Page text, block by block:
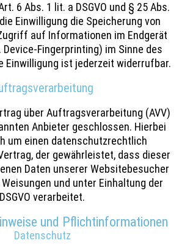
6 Abs. 1 lit. a DSGVO und § 25 Abs.
Einwilligung die Speicherung von
auf Informationen im Endgerät
Device-Fingerprinting) im Sinne des
Einwilligung ist jederzeit widerrufbar.
über Auftragsverarbeitung (AVV)
Anbieter geschlossen. Hierbei
um einen datenschutzrechtlich
der gewährleistet, dass dieser
Daten unserer Websitebesucher
und unter Einhaltung der
DSGVO verarbeitet.
und Pflicht­informationen
Datenschutz